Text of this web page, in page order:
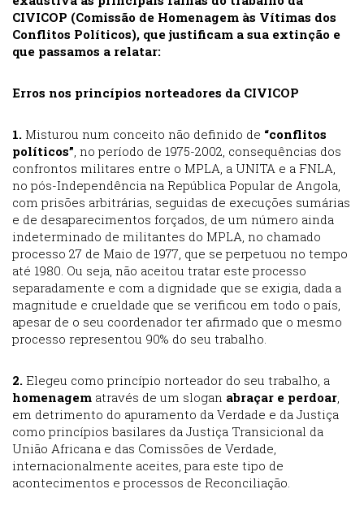
CIVICOP (Comissão de Homenagem às Vítimas dos
Conflitos Políticos), que justificam a sua extinção e
que passamos a relatar:
Erros nos princípios norteadores da CIVICOP
1. Misturou num conceito não definido de “conflitos
políticos”, no período de 1975-2002, consequências dos
confrontos militares entre o MPLA, a UNITA e a FNLA,
no pós-Independência na República Popular de Angola,
com prisões arbitrárias, seguidas de execuções sumárias
e de desaparecimentos forçados, de um número ainda
indeterminado de militantes do MPLA, no chamado
processo 27 de Maio de 1977, que se perpetuou no tempo
até 1980. Ou seja, não aceitou tratar este processo
separadamente e com a dignidade que se exigia, dada a
magnitude e crueldade que se verificou em todo o país,
apesar de o seu coordenador ter afirmado que o mesmo
processo representou 90% do seu trabalho.
2. Elegeu como princípio norteador do seu trabalho, a
homenagem através de um slogan abraçar e perdoar,
em detrimento do apuramento da Verdade e da Justiça
como princípios basilares da Justiça Transicional da
União Africana e das Comissões de Verdade,
internacionalmente aceites, para este tipo de
acontecimentos e processos de Reconciliação.